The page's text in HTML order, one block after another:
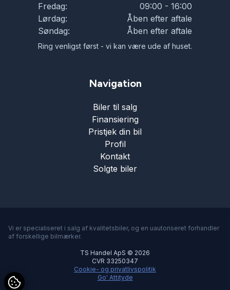
Fredag:
09:00 - 16:00
Lørdag:
Åben efter aftale
Søndag:
Åben efter aftale
Ring venligst først - vi kan være ude af huset.
Navigation
Biler til salg
Finansiering
Pristjek din bil
Profil
Kontakt
Solgte biler
Vi er specialiseret i salg af kvalitetsbiler, og en uautoriseret forhandler
af forskellige bilmærker.
TS Handel ApS © 2026
CVR 33250347
Cookie- og privatlivspolitik
Go' Attityde